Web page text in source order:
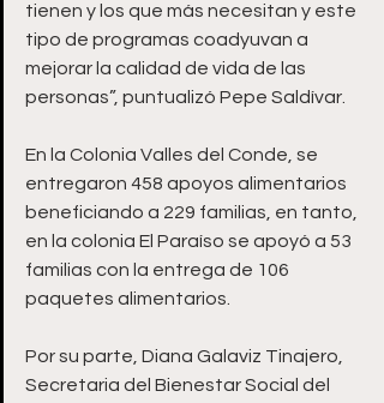
tienen y los que más necesitan y este
tipo de programas coadyuvan a
mejorar la calidad de vida de las
personas”, puntualizó Pepe Saldívar.
En la Colonia Valles del Conde, se
entregaron 458 apoyos alimentarios
beneficiando a 229 familias, en tanto,
en la colonia El Paraíso se apoyó a 53
familias con la entrega de 106
paquetes alimentarios.
Por su parte, Diana Galaviz Tinajero,
Secretaria del Bienestar Social del